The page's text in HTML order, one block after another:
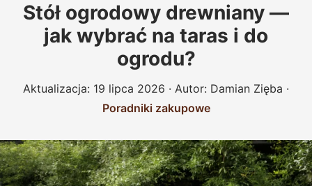
Stół ogrodowy drewniany —
jak wybrać na taras i do
ogrodu?
Aktualizacja: 19 lipca 2026 · Autor: Damian Zięba ·
Poradniki zakupowe